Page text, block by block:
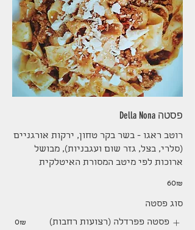
פסטה Della Nona
רוטב ראגו - בשר בקר טחון, ירקות אורגניים
(סלרי, בצל, גזר שום ועגבניות), מבושל
ארוכות לפי מיטב המסורת האיטלקית
‏60 ‏₪
סוג פסטה
פסטה פפרדלה (רצועות רחבות)
‏0 ‏₪